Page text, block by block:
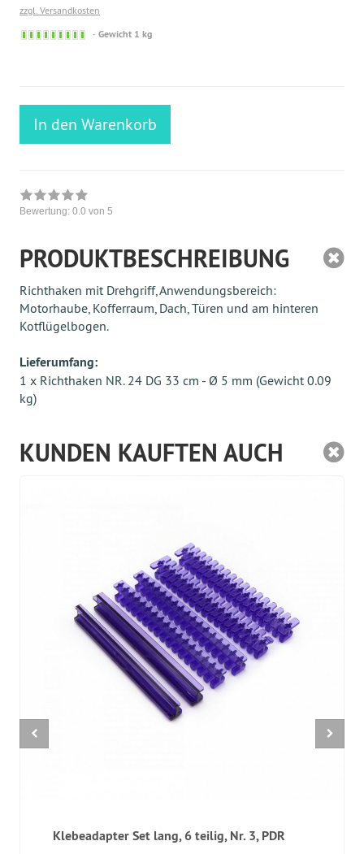
zzgl. Versandkosten
Sofort
Gewicht 1 kg
In den Warenkorb
Bewertung: 0.0 von 5
PRODUKTBESCHREIBUNG
Richthaken mit Drehgriff, Anwendungsbereich:
Motorhaube, Kofferraum, Dach, Türen und am hinteren
Kotflügelbogen.
Lieferumfang:
1 x Richthaken NR. 24 DG 33 cm - Ø 5 mm (Gewicht 0.09
kg)
KUNDEN KAUFTEN AUCH
Klebeadapter Set lang, 6 teilig, Nr. 3, PDR